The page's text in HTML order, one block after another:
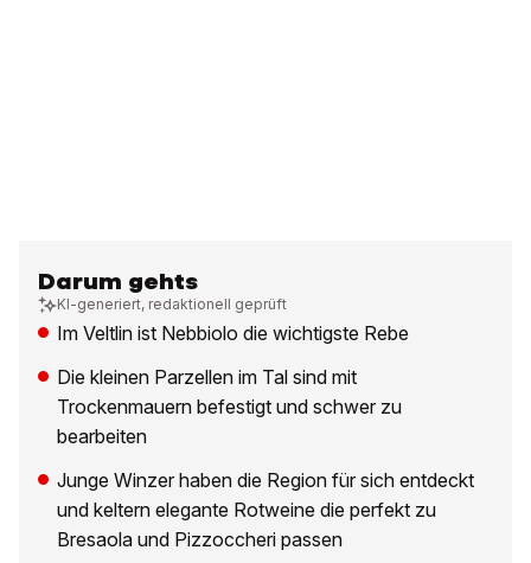
Darum gehts
KI-generiert, redaktionell geprüft
Im Veltlin ist Nebbiolo die wichtigste Rebe
Die kleinen Parzellen im Tal sind mit
Trockenmauern befestigt und schwer zu
bearbeiten
Junge Winzer haben die Region für sich entdeckt
und keltern elegante Rotweine die perfekt zu
Bresaola und Pizzoccheri passen